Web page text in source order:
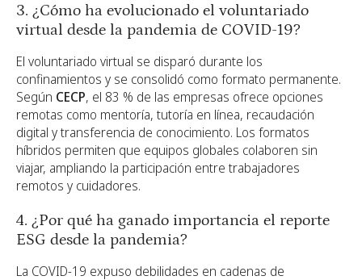
3. ¿Cómo ha evolucionado el voluntariado
virtual desde la pandemia de COVID-19?
El voluntariado virtual se disparó durante los
confinamientos y se consolidó como formato permanente.
Según CECP, el 83 % de las empresas ofrece opciones
remotas como mentoría, tutoría en línea, recaudación
digital y transferencia de conocimiento. Los formatos
híbridos permiten que equipos globales colaboren sin
viajar, ampliando la participación entre trabajadores
remotos y cuidadores.
4. ¿Por qué ha ganado importancia el reporte
ESG desde la pandemia?
La COVID-19 expuso debilidades en cadenas de